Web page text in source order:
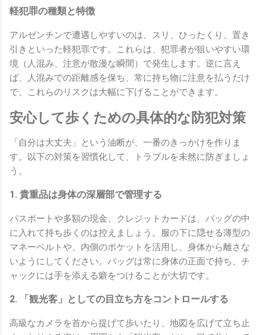
軽犯罪の種類と特徴
アルゼンチンで遭遇しやすいのは、スリ、ひったくり、置き
引きといった軽犯罪です。これらは、犯罪者が狙いやすい環
境（人混み、注意が散漫な瞬間）で発生します。逆に言え
ば、人混みでの距離感を保ち、常に持ち物に注意を払うだけ
で、これらのリスクは大幅に下げることができます。
安心して歩くための具体的な防犯対策
「自分は大丈夫」という油断が、一番のきっかけを作りま
す。以下の対策を習慣化して、トラブルを未然に防ぎましょ
う。
1. 貴重品は身体の深層部で管理する
パスポートや多額の現金、クレジットカードは、バッグの中
に入れて持ち歩くのは控えましょう。服の下に隠せる薄型の
マネーベルトや、内側のポケットを活用し、身体から離さな
いようにしてください。バッグは常に身体の正面で持ち、チ
ャックには手を添える癖をつけることが大切です。
2. 「観光客」としての目立ち方をコントロールする
高級なカメラを首から提げて歩いたり、地図を広げて立ち止